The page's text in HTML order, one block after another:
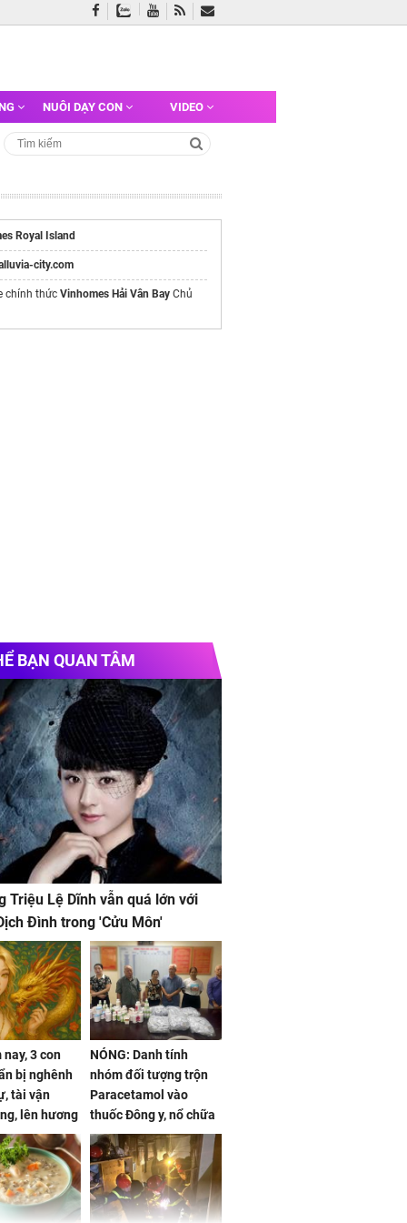
NUÔI DẠY CON VIDEO
Royal Island
city.com
chính thức Vinhomes Hải Vân Bay Chủ
BẠN QUAN TÂM
Triệu Lệ Dĩnh vẫn quá lớn với
Đình trong 'Cửu Môn'
nay, 3 con
bị nghênh
tài vận
lên hương
hóa Phượng,
mắn về
NÓNG: Danh tính
nhóm đối tượng trộn
Paracetamol vào
thuốc Đông y, nổ chữa
bách bệnh